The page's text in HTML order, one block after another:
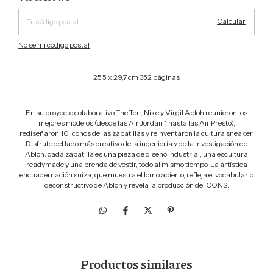
Calcular
No sé mi código postal
25,5 x 29,7 cm 352 páginas
En su proyecto colaborativo The Ten, Nike y Virgil Abloh reunieron los
mejores modelos (desde las Air Jordan 1 hasta las Air Presto),
rediseñaron 10 iconos de las zapatillas y reinventaron la cultura sneaker.
Disfrute del lado más creativo de la ingeniería y de la investigación de
Abloh: cada zapatilla es una pieza de diseño industrial, una escultura
readymade y una prenda de vestir, todo al mismo tiempo. La artística
encuadernación suiza, que muestra el lomo abierto, refleja el vocabulario
deconstructivo de Abloh y revela la producción de ICONS.
Productos similares